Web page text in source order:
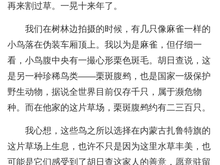
再来割过草。一晃十来年了。
我们在树林边拍摄的时候，有几只像麻雀一样的
小鸟落在伪装车厢顶上。我以为是麻雀，但仔细一
看，小鸟腹中央有一撮心形栗色斑毛。胡日查说，这
是另一种珍稀鸟类——栗斑腹鹀，也是国家一级保护
野生动物，据说全世界目前仅存千只，属于濒危物
种。而在他家的这片草场，栗斑腹鹀约有二三百只。
我心想，这些鸟之所以选择在内蒙古扎鲁特旗的
这片草场上生息，也许不只是因为这里水草丰美，也
可能是它们感受到了胡日查这家人的善意，愿意驻留